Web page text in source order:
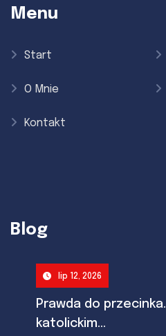
Menu
Start
O Mnie
Kontakt
Blog
lip 12, 2026
Prawda do
katolickim...